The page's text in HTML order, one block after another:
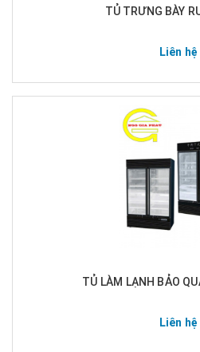
TỦ TRƯNG BÀY
Liên hệ
TỦ LÀM LẠNH BẢO
Liên hệ